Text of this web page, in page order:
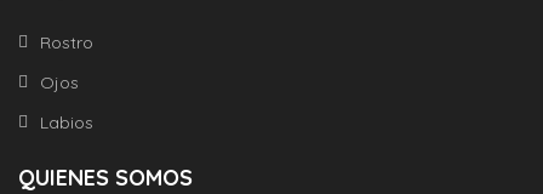
Rostro
Ojos
Labios
QUIENES SOMOS